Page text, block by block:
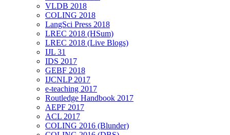
VLDB 2018
COLING 2018
LangSci Press 2018
LREC 2018 (HSum)
LREC 2018 (Live Blogs)
IJL 31
IDS 2017
GEBF 2018
IJCNLP 2017
e-teaching 2017
Routledge Handbook 2017
AEPF 2017
ACL 2017
COLING 2016 (Blunder)